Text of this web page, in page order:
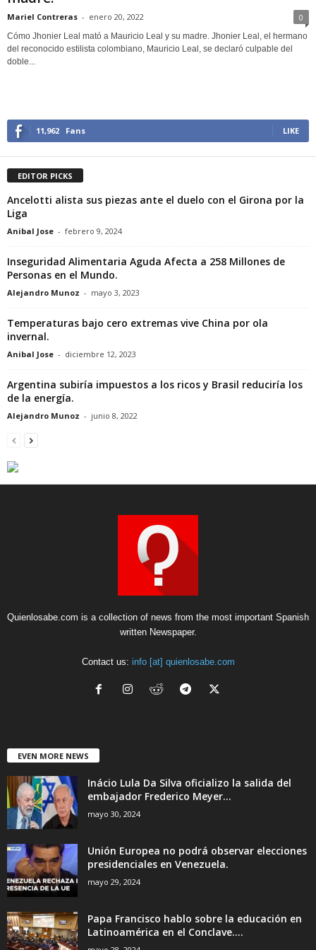
Mariel Contreras - enero 20, 2022 0
Cómo Jhonier Leal mató a Mauricio Leal y su madre. Jhonier Leal, el hermano
del reconocido estilista colombiano, Mauricio Leal, se declaró culpable del
doble...
11,962 Fans LIKE
EDITOR PICKS
Ancelotti alista sus piezas ante el duelo con el Girona por la
Liga
Anibal Jose - febrero 9, 2024
Inseguridad Alimentaria Aguda Afecta a 258 Millones de
Personas en el Mundo.
Alejandro Munoz - mayo 3, 2023
Temperaturas bajo cero extremas vive China por ola
invernal.
Anibal Jose - diciembre 12, 2023
Argentina subiría impuestos a los ricos y Brasil reduciría los
de la energía.
Alejandro Munoz - junio 8, 2022
Quienlosabe.com is a collection of news from the most important Spanish
written Newspaper.
Contact us: info [at] quienlosabe.com
EVEN MORE NEWS
Inácio Lula Da Silva oficializo la salida del
embajador Frederico Meyer...
mayo 30, 2024
Unión Europea no podrá observar elecciones
presidenciales en Venezuela.
mayo 29, 2024
Papa Francisco hablo sobre la educación en
Latinoamérica en el Conclave....